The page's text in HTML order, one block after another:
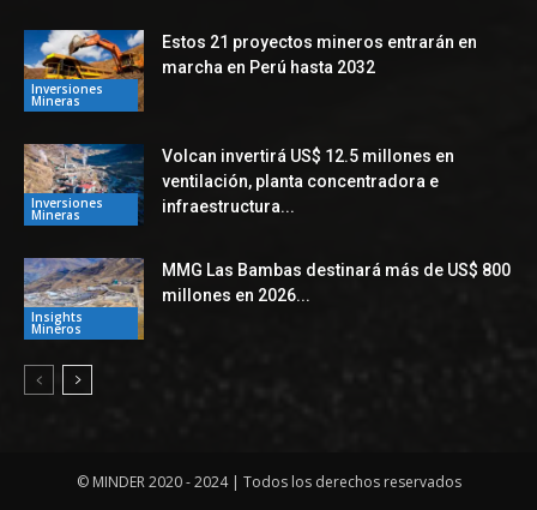
Inversiones
Mineras
Estos 21 proyectos mineros entrarán en
marcha en Perú hasta 2032
Inversiones
Mineras
Volcan invertirá US$ 12.5 millones en
ventilación, planta concentradora e
infraestructura...
Insights
Mineros
MMG Las Bambas destinará más de US$ 800
millones en 2026...
© MINDER 2020 - 2024 | Todos los derechos reservados